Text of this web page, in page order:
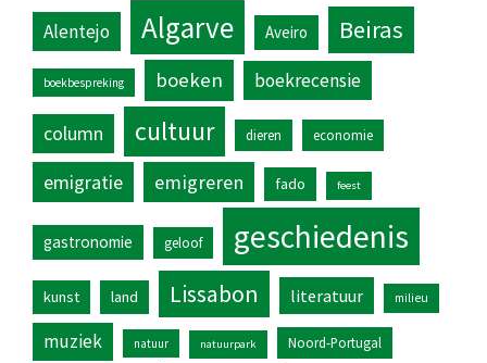
Alentejo Algarve Aveiro Beiras
boekbespreking boeken boekrecensie
column cultuur dieren economie
emigratie emigreren fado feest
gastronomie geloof geschiedenis
kunst land Lissabon literatuur milieu
muziek natuur natuurpark Noord-Portugal